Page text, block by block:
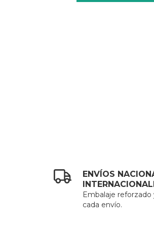
ENVÍOS
Embalaje
cada envío.